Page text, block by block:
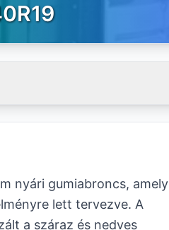
nyári gumiabroncs, amely
lett tervezve. A
a száraz és nedves